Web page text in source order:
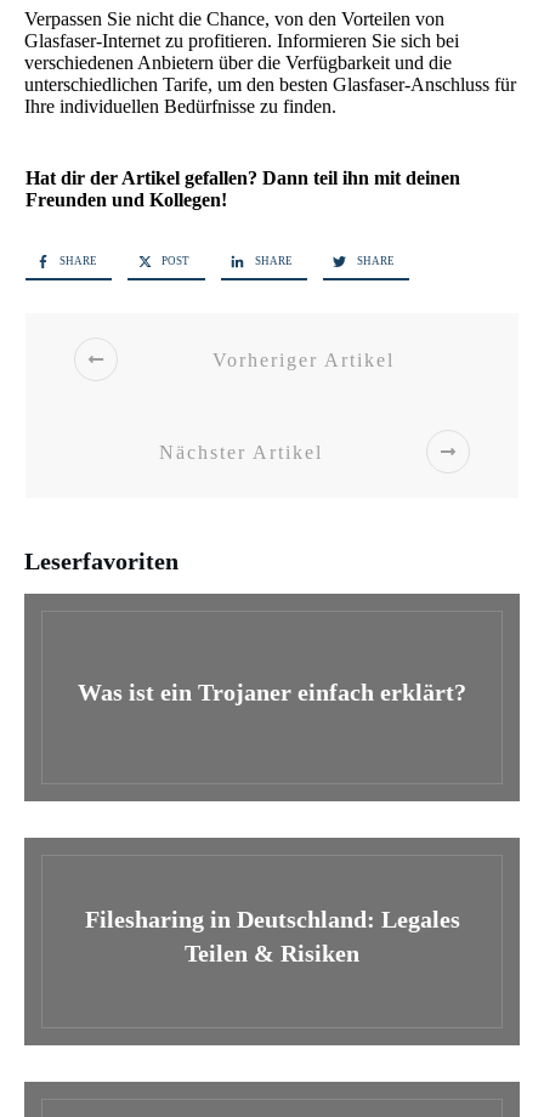
Verpassen Sie nicht die Chance, von den Vorteilen von
Glasfaser-Internet zu profitieren. Informieren Sie sich bei
verschiedenen Anbietern über die Verfügbarkeit und die
unterschiedlichen Tarife, um den besten Glasfaser-Anschluss für
Ihre individuellen Bedürfnisse zu finden.
Hat dir der Artikel gefallen? Dann teil ihn mit deinen
Freunden und Kollegen!
SHARE POST SHARE SHARE
Vorheriger Artikel
Nächster Artikel
Leserfavoriten
Was ist ein Trojaner einfach erklärt?
Filesharing in Deutschland: Legales
Teilen & Risiken